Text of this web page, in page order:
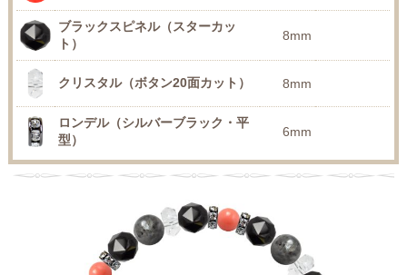
ブラックスピネル（スターカッ
ト）
8mm
クリスタル（ボタン20面カット） 8mm
ロンデル（シルバーブラック・平
型）
6mm